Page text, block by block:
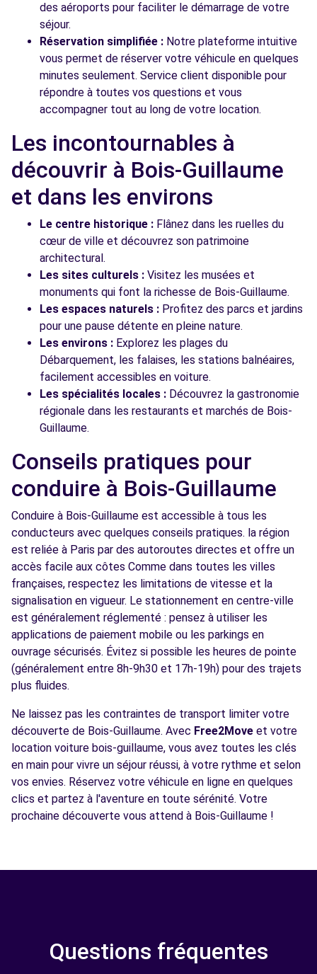
des aéroports pour faciliter le démarrage de votre
séjour.
Réservation simplifiée : Notre plateforme intuitive
vous permet de réserver votre véhicule en quelques
minutes seulement. Service client disponible pour
répondre à toutes vos questions et vous
accompagner tout au long de votre location.
Les incontournables à
découvrir à Bois-Guillaume
et dans les environs
Le centre historique : Flânez dans les ruelles du
cœur de ville et découvrez son patrimoine
architectural.
Les sites culturels : Visitez les musées et
monuments qui font la richesse de Bois-Guillaume.
Les espaces naturels : Profitez des parcs et jardins
pour une pause détente en pleine nature.
Les environs : Explorez les plages du
Débarquement, les falaises, les stations balnéaires,
facilement accessibles en voiture.
Les spécialités locales : Découvrez la gastronomie
régionale dans les restaurants et marchés de Bois-
Guillaume.
Conseils pratiques pour
conduire à Bois-Guillaume
Conduire à Bois-Guillaume est accessible à tous les
conducteurs avec quelques conseils pratiques. la région
est reliée à Paris par des autoroutes directes et offre un
accès facile aux côtes Comme dans toutes les villes
françaises, respectez les limitations de vitesse et la
signalisation en vigueur. Le stationnement en centre-ville
est généralement réglementé : pensez à utiliser les
applications de paiement mobile ou les parkings en
ouvrage sécurisés. Évitez si possible les heures de pointe
(généralement entre 8h-9h30 et 17h-19h) pour des trajets
plus fluides.
Ne laissez pas les contraintes de transport limiter votre
découverte de Bois-Guillaume. Avec Free2Move et votre
location voiture bois-guillaume, vous avez toutes les clés
en main pour vivre un séjour réussi, à votre rythme et selon
vos envies. Réservez votre véhicule en ligne en quelques
clics et partez à l'aventure en toute sérénité. Votre
prochaine découverte vous attend à Bois-Guillaume !
Questions fréquentes